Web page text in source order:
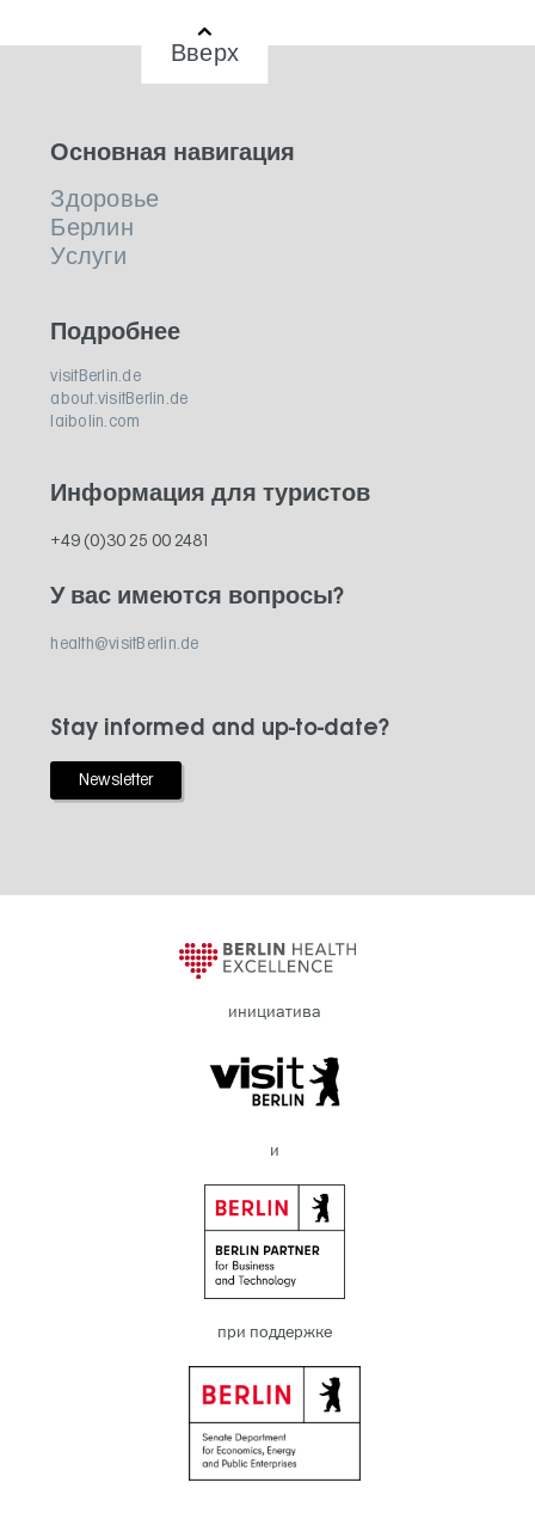
Вверх
Основная навигация
Здоровье
Берлин
Услуги
Подробнее
visitBerlin.de
about.visitBerlin.de
laibolin.com
Информация для туристов
+49 (0)30 25 00 2481
У вас имеются вопросы?
health@visitBerlin.de
Stay informed and up-to-date?
Newsletter
инициатива
и
при поддержке